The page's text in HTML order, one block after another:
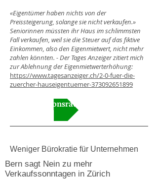
«Eigentümer haben nichts von der
Preissteigerung, solange sie nicht verkaufen.»
Seniorinnen müssten ihr Haus im schlimmsten
Fall verkaufen, weil sie die Steuer auf das fiktive
Einkommen, also den Eigenmietwert, nicht mehr
zahlen könnten. - Der Tages Anzeiger zitiert mich
zur Ablehnung der Eigenmietwerterhöhung:
https://www.tagesanzeiger.ch/2-0-fuer-die-
zuercher-hauseigentuemer-373092651899
Video Kantonsrat
Weniger Bürokratie für Unternehmen
Bern sagt Nein zu mehr
Verkaufssonntagen in Zürich